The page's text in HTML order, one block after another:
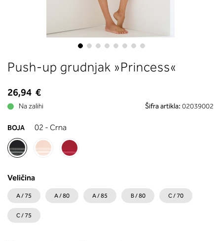
to
beginning
the
images
gallery
Push-up grudnjak »Princess«
26,94 €
Na zalihi Šifra artikla: 02039002
BOJA 02 - Crna
Veličina
A / 75 A / 80 A / 85 B / 80 C / 70
C / 75
boste prebrali, katera globina
ustreza vaši meri (A, B …) – iščite v
stolpcu, ki ste ga določili s
obsegom.